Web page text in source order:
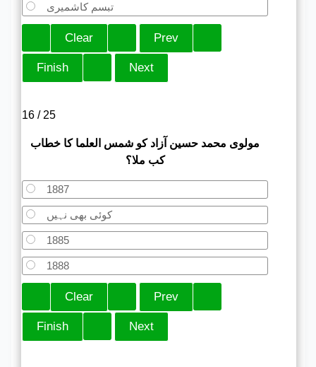
تبسم کاشمیری
16 / 25
مولوی محمد حسین آزاد کو شمس العلما کا خطاب
کب ملا؟
1887
کوئی بھی نہیں
1885
1888